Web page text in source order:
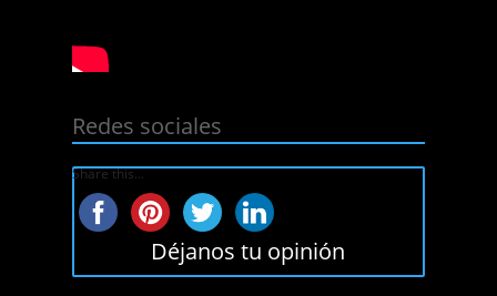
Redes sociales
Share this...
Déjanos tu opinión